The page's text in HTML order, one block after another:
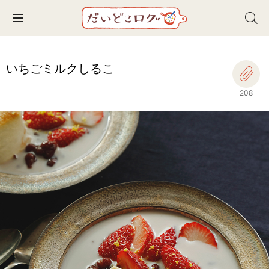
Toggle navigation
いちごミルクしるこ
208